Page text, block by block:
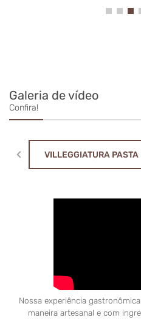
invadir nosso momento
até nos emprestou
percebemos que tínhamos
Galeria de vídeo
Confira!
VILLEGGIATURA PASTA
Nossa experiência
maneira artesanal e com